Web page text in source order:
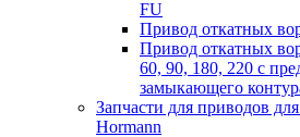
FU
Привод откатных
Привод откатных
60, 90, 180, 220 с
замыкающего
Запчасти для приводов
Hormann